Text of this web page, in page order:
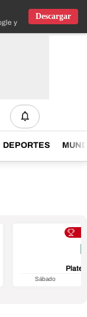
y IOS
Descargar
DEPORTES
Sábado